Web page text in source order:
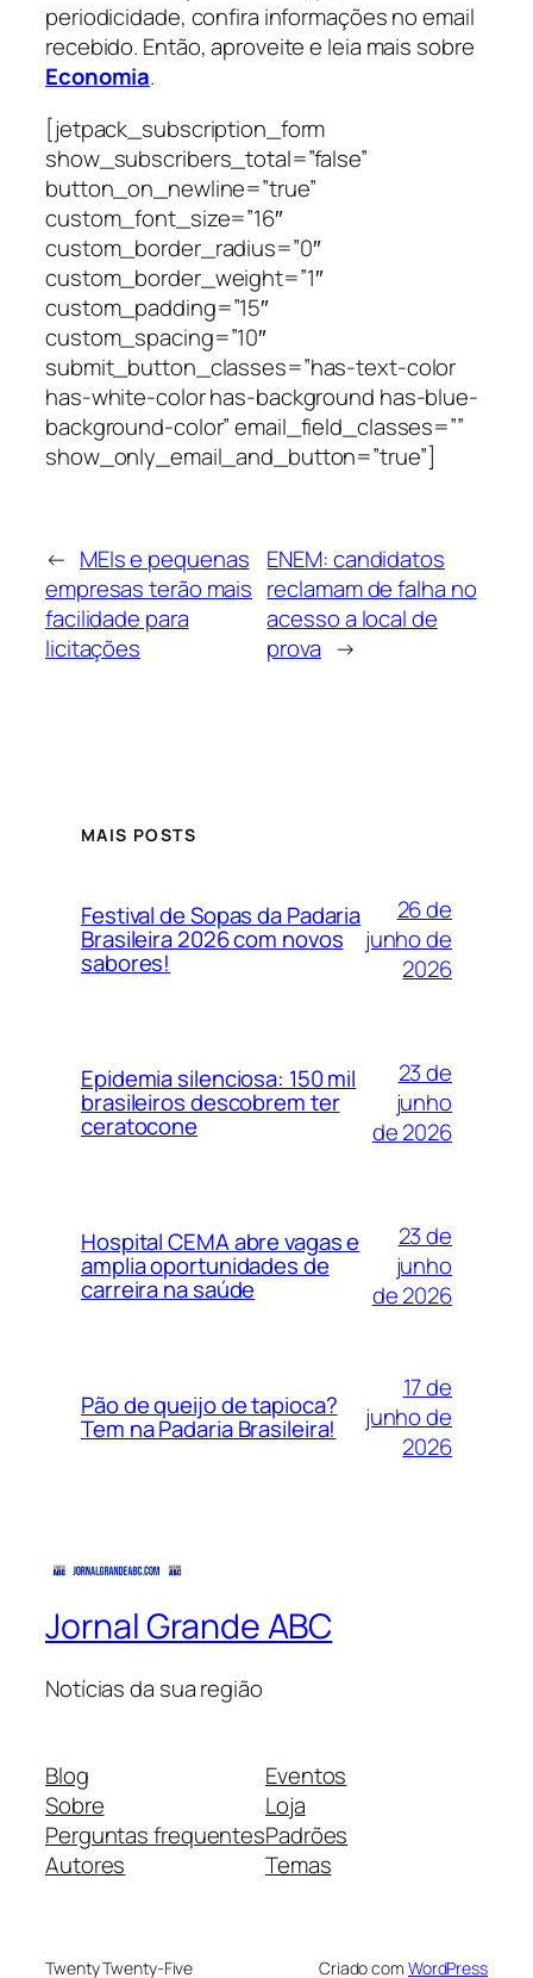
periodicidade, confira informações no email
recebido. Então, aproveite e leia mais sobre
Economia.
[jetpack_subscription_form
show_subscribers_total=”false”
button_on_newline=”true”
custom_font_size=”16″
custom_border_radius=”0″
custom_border_weight=”1″
custom_padding=”15″
custom_spacing=”10″
submit_button_classes=”has-text-color
has-white-color has-background has-blue-
background-color” email_field_classes=””
show_only_email_and_button=”true”]
← MEIs e pequenas
empresas terão mais
facilidade para
licitações
ENEM: candidatos
reclamam de falha no
acesso a local de
prova →
MAIS POSTS
Festival de Sopas da Padaria
Brasileira 2026 com novos
sabores!
26 de
junho de
2026
Epidemia silenciosa: 150 mil
brasileiros descobrem ter
ceratocone
23 de
junho
de 2026
Hospital CEMA abre vagas e
amplia oportunidades de
carreira na saúde
23 de
junho
de 2026
Pão de queijo de tapioca?
Tem na Padaria Brasileira!
17 de
junho de
2026
Jornal Grande ABC
Notícias da sua região
Blog
Sobre
Perguntas frequentes
Autores
Eventos
Loja
Padrões
Temas
Twenty Twenty-Five Criado com WordPress